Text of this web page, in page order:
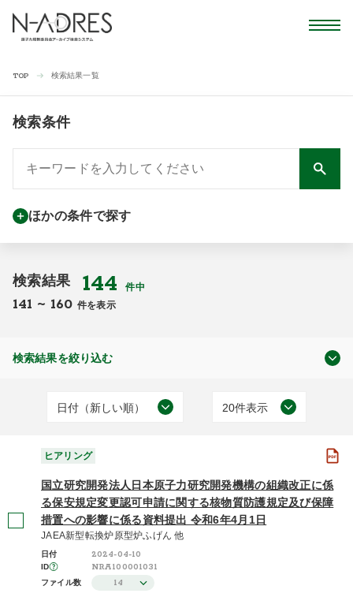
TOP 検索結果一覧
検索条件
ほかの条件で探す
検索結果 144件中
141 ~ 160 件を表示
検索結果を絞り込む
(144)
ヒアリング
(144)
日付（新しい順）
施設（昇順）
施設（降順）
タイトル（昇順）
タイトル（降順）
20件表示
100件表示
ヒアリング
国立研究開発法人日本原子力研究開発機構の組織改正に係
る保安規定変更認可申請に関する核物質防護規定及び保障
措置への影響に係る資料提出 令和6年4月1日
JAEA新型転換炉原型炉ふげん 他
日付 2024-04-10
ID NRA100001031
ファイル数 14